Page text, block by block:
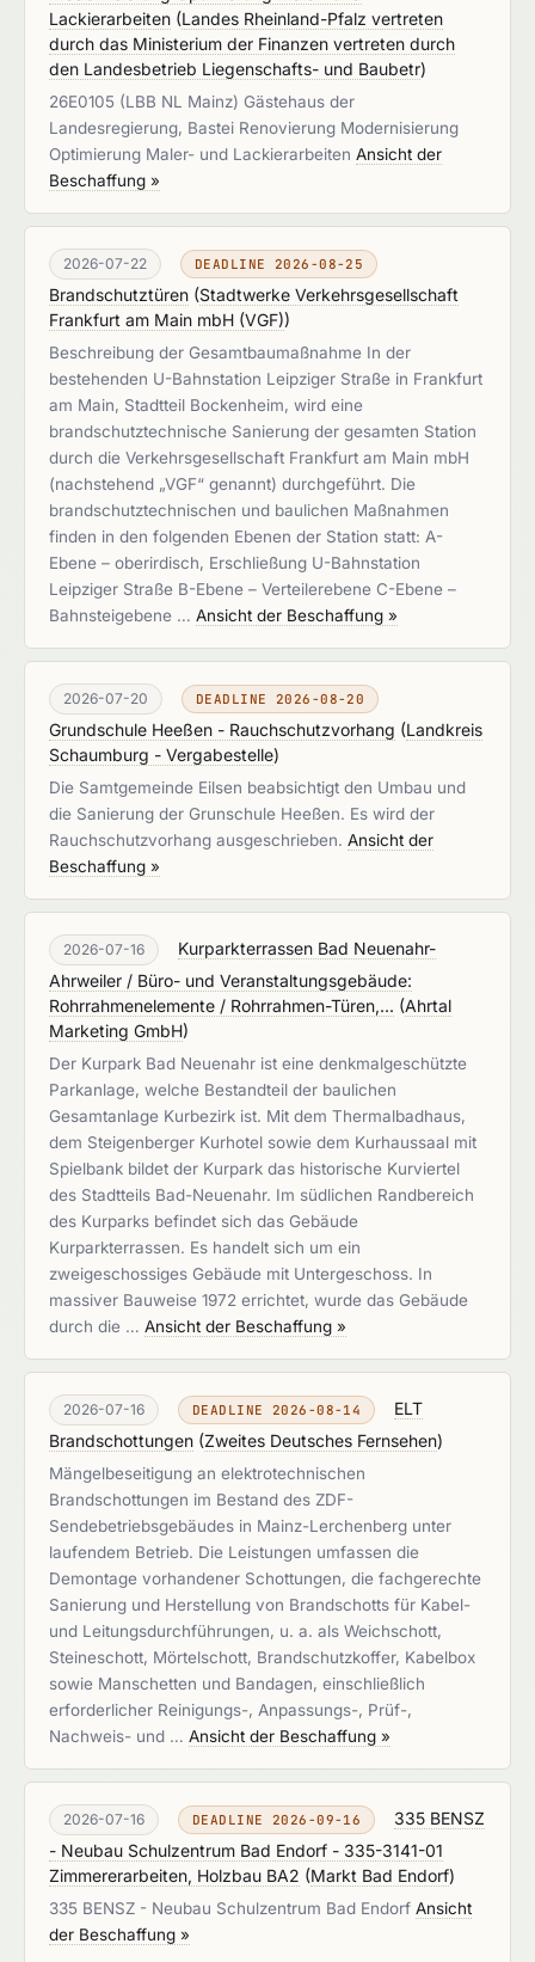
Lackierarbeiten (Landes Rheinland-Pfalz vertreten
durch das Ministerium der Finanzen vertreten durch
den Landesbetrieb Liegenschafts- und Baubetr)
26E0105 (LBB NL Mainz) Gästehaus der
Landesregierung, Bastei Renovierung Modernisierung
Optimierung Maler- und Lackierarbeiten Ansicht der
Beschaffung »
2026-07-22 DEADLINE 2026-08-25
Brandschutztüren (Stadtwerke Verkehrsgesellschaft
Frankfurt am Main mbH (VGF))
Beschreibung der Gesamtbaumaßnahme In der
bestehenden U-Bahnstation Leipziger Straße in Frankfurt
am Main, Stadtteil Bockenheim, wird eine
brandschutztechnische Sanierung der gesamten Station
durch die Verkehrsgesellschaft Frankfurt am Main mbH
(nachstehend „VGF“ genannt) durchgeführt. Die
brandschutztechnischen und baulichen Maßnahmen
finden in den folgenden Ebenen der Station statt: A-
Ebene – oberirdisch, Erschließung U-Bahnstation
Leipziger Straße B-Ebene – Verteilerebene C-Ebene –
Bahnsteigebene … Ansicht der Beschaffung »
2026-07-20 DEADLINE 2026-08-20
Grundschule Heeßen - Rauchschutzvorhang (Landkreis
Schaumburg - Vergabestelle)
Die Samtgemeinde Eilsen beabsichtigt den Umbau und
die Sanierung der Grunschule Heeßen. Es wird der
Rauchschutzvorhang ausgeschrieben. Ansicht der
Beschaffung »
2026-07-16
Kurparkterrassen Bad Neuenahr-
Ahrweiler / Büro- und Veranstaltungsgebäude:
Rohrrahmenelemente / Rohrrahmen-Türen,... (Ahrtal
Marketing GmbH)
Der Kurpark Bad Neuenahr ist eine denkmalgeschützte
Parkanlage, welche Bestandteil der baulichen
Gesamtanlage Kurbezirk ist. Mit dem Thermalbadhaus,
dem Steigenberger Kurhotel sowie dem Kurhaussaal mit
Spielbank bildet der Kurpark das historische Kurviertel
des Stadtteils Bad-Neuenahr. Im südlichen Randbereich
des Kurparks befindet sich das Gebäude
Kurparkterrassen. Es handelt sich um ein
zweigeschossiges Gebäude mit Untergeschoss. In
massiver Bauweise 1972 errichtet, wurde das Gebäude
durch die … Ansicht der Beschaffung »
2026-07-16 DEADLINE 2026-08-14
ELT
Brandschottungen (Zweites Deutsches Fernsehen)
Mängelbeseitigung an elektrotechnischen
Brandschottungen im Bestand des ZDF-
Sendebetriebsgebäudes in Mainz-Lerchenberg unter
laufendem Betrieb. Die Leistungen umfassen die
Demontage vorhandener Schottungen, die fachgerechte
Sanierung und Herstellung von Brandschotts für Kabel-
und Leitungsdurchführungen, u. a. als Weichschott,
Steineschott, Mörtelschott, Brandschutzkoffer, Kabelbox
sowie Manschetten und Bandagen, einschließlich
erforderlicher Reinigungs-, Anpassungs-, Prüf-,
Nachweis- und … Ansicht der Beschaffung »
2026-07-16 DEADLINE 2026-09-16
335 BENSZ
- Neubau Schulzentrum Bad Endorf - 335-3141-01
Zimmererarbeiten, Holzbau BA2 (Markt Bad Endorf)
335 BENSZ - Neubau Schulzentrum Bad Endorf Ansicht
der Beschaffung »